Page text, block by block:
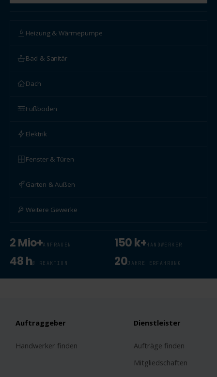
Heizung & Wärmepumpe
Bad & Sanitär
Dach
Fußboden
Elektrik
Fenster & Türen
Garten & Außen
Weitere Gewerke
2 Mio+ANFRAGEN 150 k+HANDWERKER
48 hØ REAKTION 20JAHRE ERFAHRUNG
Auftraggeber
Handwerker finden
Dienstleister
Aufträge finden
Mitgliedschaften